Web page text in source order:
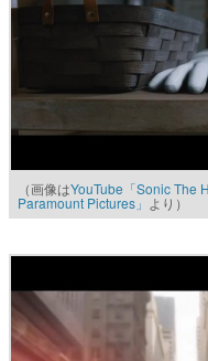
（画像はYouTube「Sonic The
Paramount Pictures」 より）